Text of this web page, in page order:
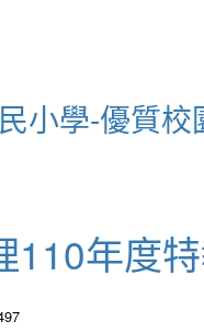
小學-優質校
110年度